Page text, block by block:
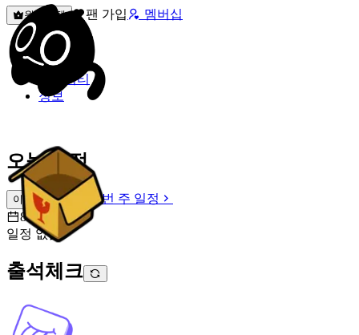
원픽선택 팬 가입 멤버십
밐타운
피드
커뮤니티
정보
오늘 일정
이번 주 일정
이번 주 일정
8월 7일 [금]
일정 없음
출석체크